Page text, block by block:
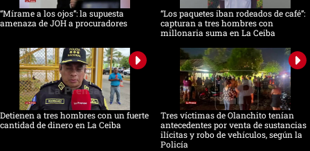
“Mírame a los ojos”: la supuesta
amenaza de JOH a procuradores
“Los paquetes iban rodeados de café”:
capturan a tres hombres con
millonaria suma en La Ceiba
Detienen a tres hombres con un fuerte
cantidad de dinero en La Ceiba
Tres víctimas de Olanchito tenían
antecedentes por venta de sustancias
ilícitas y robo de vehículos, según la
Policía